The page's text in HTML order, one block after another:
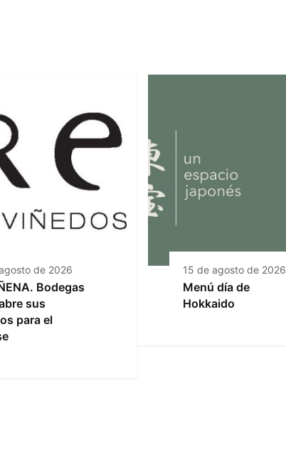
de 2026
Bodegas
sus
para el
15 de agosto de 2026
Menú día de
Hokkaido